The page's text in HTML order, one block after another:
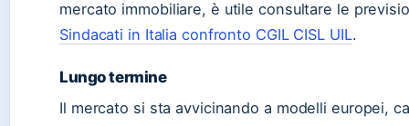
mercato immobiliare, è utile consultare le
Sindacati in Italia confronto CGIL CISL UIL.
Lungo termine
Il mercato si sta avvicinando a modelli europei,